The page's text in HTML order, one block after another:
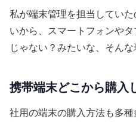
私が端末管理を担当してい
いから、スマートフォンや
じゃない？みたいな、そんな
携帯端末どこから購入
社用の端末の購入方法も多種